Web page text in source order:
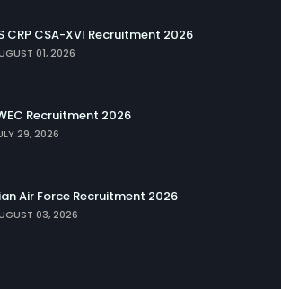
CRP CSA-XVI Recruitment 2026
01, 2026
Recruitment 2026
29, 2026
Air Force Recruitment 2026
03, 2026